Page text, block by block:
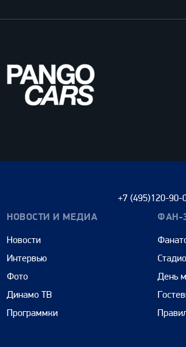
+7 (495)120-90-
НОВОСТИ И МЕДИА
Новости
Интервью
Фото
Динамо ТВ
Программки
ФАН-
День